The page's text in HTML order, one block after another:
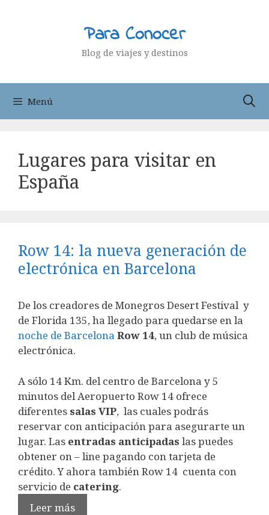
Para Conocer
Blog de viajes y destinos
Menú
Lugares para visitar en
España
Row 14: la nueva generación de
electrónica en Barcelona
De los creadores de Monegros Desert Festival y
de Florida 135, ha llegado para quedarse en la
noche de Barcelona Row 14, un club de música
electrónica.
A sólo 14 Km. del centro de Barcelona y 5
minutos del Aeropuerto Row 14 ofrece
diferentes salas VIP, las cuales podrás
reservar con anticipación para asegurarte un
lugar. Las entradas anticipadas las puedes
obtener on – line pagando con tarjeta de
crédito. Y ahora también Row 14 cuenta con
servicio de catering.
Leer más